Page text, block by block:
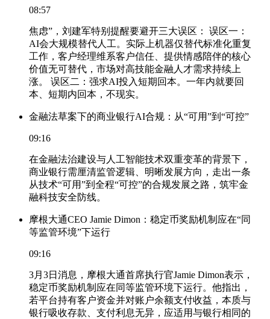
08:57
焦虑”，刘建军特别提醒要避开三大误区： 误区一：
AI会大规模替代人工。实际上机器仅替代标准化重复
工作，客户经理维系客户信任、提供情感陪伴的核心
价值无可替代，市场对高技能金融人才需求持续上
涨。 误区二：强求AI投入短期回本。一年内就要回
本、短期内回本，不现实。
金融法草案下的商业银行AI合规：从“可用”到“可控”
09:16
在金融法治建设与人工智能技术双重变革的背景下，
商业银行需厘清监管逻辑、明晰发展方向，走出一条
从技术“可用”到全程“可控”的合规发展之路，筑牢金
融科技安全防线。
摩根大通CEO Jamie Dimon：稳定币奖励机制应在“同
等监管环境”下运行
09:16
3月3日消息，摩根大通首席执行官Jamie Dimon表示，
稳定币奖励机制应在同等监管环境下运行。他指出，
若平台持有客户资金并对账户余额支付收益，本质与
银行吸收存款、支付利息无异，应适用与银行相同的